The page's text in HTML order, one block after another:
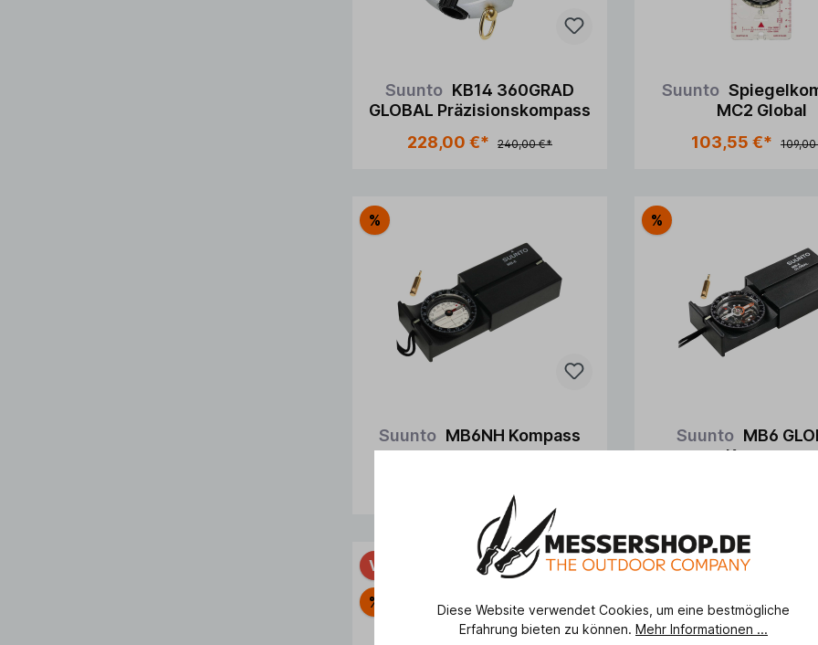
Suunto KB14 360GRAD
GLOBAL Präzisionskompass
228,00 €*
240,00 €*
In den Warenkorb
Suunto
MC2 Global
103,55 €* In
%
Suunto MB6NH Kompass
%
Suunto MB6
Kompass
Vorbestellbar
%
Ausverkauft
Diese Website verwendet Cookies, um eine bestmögliche
Erfahrung bieten zu können. Mehr Informationen ...